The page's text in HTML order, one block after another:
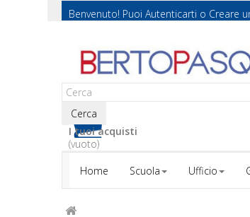
Benvenuto! Puoi Autenticarti o Creare
Cerca
I tuoi acquisti
(vuoto)
Home
Scuola Ufficio